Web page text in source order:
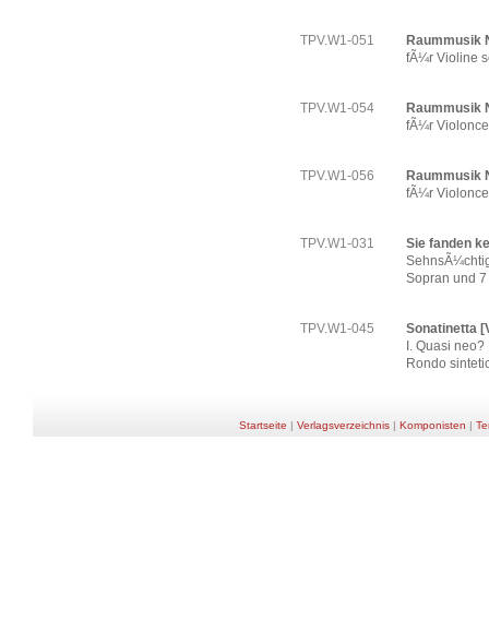
TPV.W1-051
Raummusik
fÃ¼r Violine
TPV.W1-054
Raummusik
fÃ¼r
TPV.W1-056
Raummusik
fÃ¼r
TPV.W1-031
Sie fanden
Sopran und
TPV.W1-045
Sonatinetta
I. Quasi
Rondo
Startseite Verlagsverzeichnis| Komponisten